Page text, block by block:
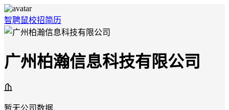
智聘鼠校招简历
广州柏瀚信息科技有限公司
暂无公司数据